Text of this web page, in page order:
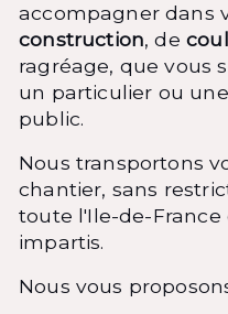
accompagner dans
construction, de
ragréage, que vous
un particulier ou
public.
Nous transportons
chantier, sans
toute l'Ile-de-France
impartis.
Nous vous